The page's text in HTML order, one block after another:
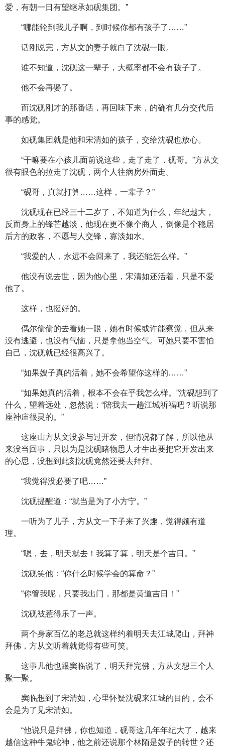
爱，有朝一日有望继承如砚集团。”
“哪能轮到我儿子啊，到时候你都有孩子了……”
话刚说完，方从文的妻子就白了沈砚一眼。
谁不知道，沈砚这一辈子，大概率都不会有孩子了。
他不会再娶了。
而沈砚刚才的那番话，再回味下来，的确有几分交代后
事的感觉。
如砚集团就是他和宋清如的孩子，交给沈砚也放心。
“干嘛要在小孩儿面前说这些，走了走了，砚哥。”方从文
很有眼色的拉走了沈砚，两个人往病房外面走。
“砚哥，真就打算……这样，一辈子？”
沈砚现在已经三十二岁了，不知道为什么，年纪越大，
反而身上的锋芒越淡，他现在更不像个商人，倒像是个稳居
后方的政客，不愿与人交锋，寡淡如水。
“我爱的人，永远不会回来了，我还能怎么样。”
他没有说去世，因为他心里，宋清如还活着，只是不爱
他了。
这样，也挺好的。
偶尔偷偷的去看她一眼，她有时候或许能察觉，但从来
没有逃避，也没有气恼，只是拿他当空气。可她只要不害怕
自己，沈砚就已经很高兴了。
“如果嫂子真的活着，她不会希望你这样的……”
“如果她真的活着，根本不会在乎我怎么样。”沈砚想到了
什么，望着远处，忽然说：“陪我去一趟江城祈福吧？听说那
座神庙很灵的。”
这座山方从文没参与过开发，但情况都了解，所以他从
来没当回事，只以为是沈砚睹物思人才生出要把它开发出来
的心思，没想到此刻沈砚竟然还要去拜拜。
“我觉得没必要了吧……”
沈砚提醒道：“就当是为了小方宁。”
一听为了儿子，方从文一下子来了兴趣，觉得颇有道
理。
“嗯，去，明天就去！我算了算，明天是个吉日。”
沈砚笑他：“你什么时候学会的算命？”
“你管我呢，只要我出门，那都是黄道吉日！”
沈砚被惹得乐了一声。
两个身家百亿的老总就这样约着明天去江城爬山，拜神
拜佛，方从文听着就觉得有些可笑。
这事儿他也跟窦临说了，明天拜完佛，方从文想三个人
聚一聚。
窦临想到了宋清如，心里怀疑沈砚来江城的目的，会不
会是为了见宋清如。
“他说只是拜佛，你也知道，砚哥这几年年纪大了，越来
越信这种牛鬼蛇神，他之前还说那个林陌是嫂子的转世？还